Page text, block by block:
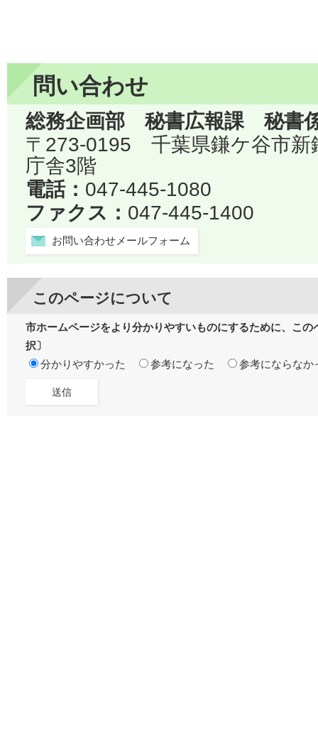
問い合わせ
総務企画部 秘書広報課 秘書
〒273-0195 千葉県鎌ケ谷市
庁舎3階
電話： 047-445-1080
ファクス： 047-445-1400
お問い合わせメールフォーム
このページについて
市ホームページをより分かりやすいものにするために、こ
択〕
分かりやすかった
参考になった 参考にならなか